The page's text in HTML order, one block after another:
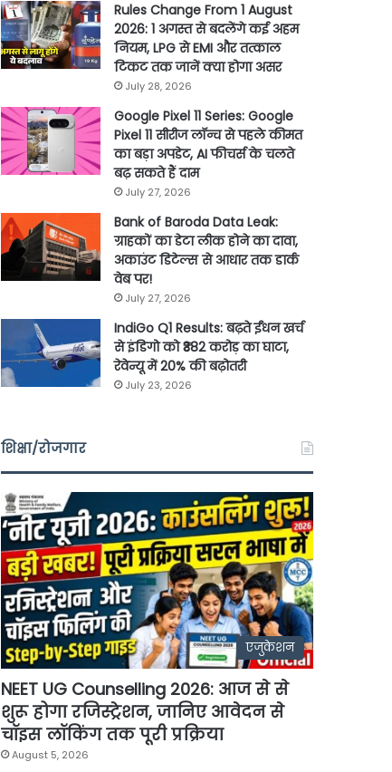
Rules Change From 1 August
2026: 1 अगस्त से बदलेंगे कई अहम
नियम, LPG से EMI और तत्काल
टिकट तक जानें क्या होगा असर
July 28, 2026
Google Pixel 11 Series: Google
Pixel 11 सीरीज लॉन्च से पहले कीमत
का बड़ा अपडेट, AI फीचर्स के चलते
बढ़ सकते हैं दाम
July 27, 2026
Bank of Baroda Data Leak:
ग्राहकों का डेटा लीक होने का दावा,
अकाउंट डिटेल्स से आधार तक डार्क
वेब पर!
July 27, 2026
IndiGo Q1 Results: बढ़ते ईंधन खर्च
से इंडिगो को ₹382 करोड़ का घाटा,
रेवेन्यू में 20% की बढ़ोतरी
July 23, 2026
शिक्षा/रोजगार
एजुकेशन
NEET UG Counselling 2026: आज से से
शुरू होगा रजिस्ट्रेशन, जानिए आवेदन से
चॉइस लॉकिंग तक पूरी प्रक्रिया
August 5, 2026